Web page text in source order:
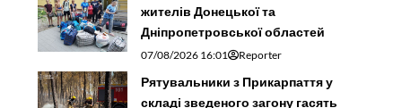
жителів Донецької та
Дніпропетровської областей
07/08/2026 16:01 Reporter
Рятувальники з Прикарпаття у
складі зведеного загону гасять